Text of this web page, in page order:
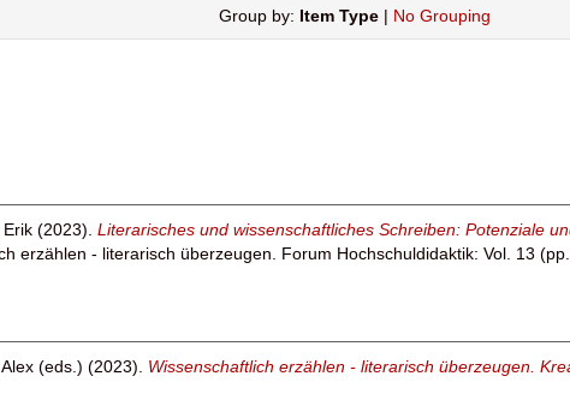
Group by: Item Type| No Grouping
Erik (2023). Literarisches und wissenschaftliches Schreiben: Potenziale
erzählen - literarisch überzeugen. Forum Hochschuldidaktik: Vol. 13
(eds.) (2023). Wissenschaftlich erzählen - literarisch überzeugen.